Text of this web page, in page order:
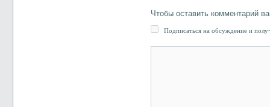
Чтобы оставить комментарий
Подписаться на обсуждение и